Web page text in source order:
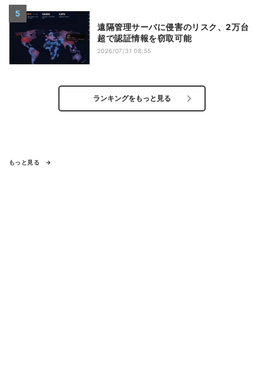
遠隔管理サーバに侵害のリスク、2万台
超で認証情報を窃取可能
2026/07/31 08:55
ランキングをもっと見る
もっと見る